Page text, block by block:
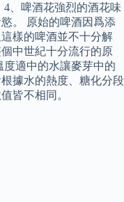
、啤酒花強烈的酒花味
。 原始的啤酒因爲添
樣的啤酒並不十分解
中世紀十分流行的原
適中的水讓麥芽中的
據水的熱度、糖化分段
皆不相同。